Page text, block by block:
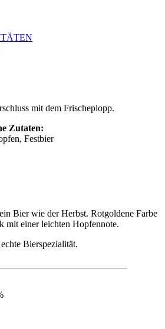
mit dem Frischeplopp.
Zutaten:
Festbier
Bier wie der Herbst. Rotgoldene Farbe
mit einer leichten Hopfennote.
Bierspezialität.